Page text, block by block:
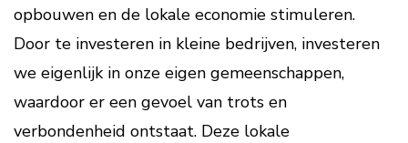
opbouwen en de lokale economie stimuleren.
Door te investeren in kleine bedrijven, investeren
we eigenlijk in onze eigen gemeenschappen,
waardoor er een gevoel van trots en
verbondenheid ontstaat. Deze lokale